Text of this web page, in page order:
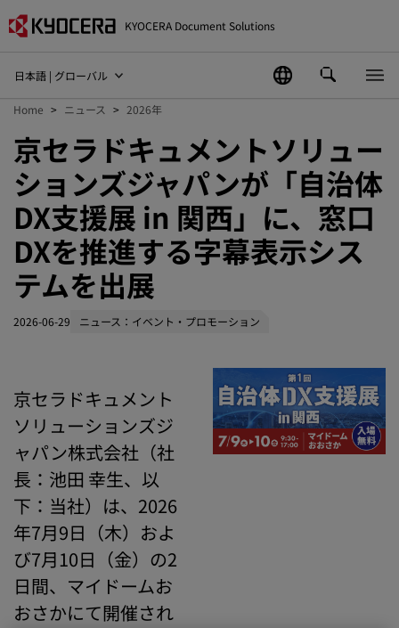
KYOCERA Document Solutions
日本語 | グローバル
Home ニュース 2026年
京セラドキュメントソリュー
ションズジャパンが「自治体
DX支援展 in 関西」に、窓口
DXを推進する字幕表示シス
テムを出展
2026-06-29 ニュース：イベント・プロモーション
京セラドキュメント
ソリューションズジ
ャパン株式会社（社
長：池田 幸生、以
下：当社）は、2026
年7月9日（木）およ
び7月10日（金）の2
日間、マイドームお
おさかにて開催され